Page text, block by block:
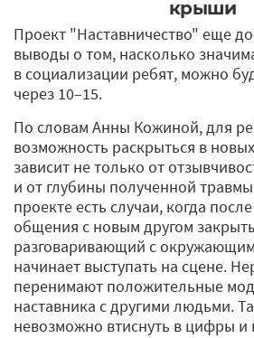
крыши
Проект "Наставничество" еще
выводы о том, насколько
в социализации ребят, можно
через 10–15.
По словам Анны Кожиной, для
возможность раскрыться в
зависит не только от
и от глубины полученной
проекте есть случаи, когда
общения с новым другом
разговаривающий с
начинает выступать на сцене.
перенимают положительные
наставника с другими людьми.
невозможно втиснуть в цифры и